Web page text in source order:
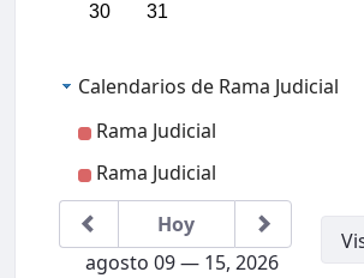
30 31
Calendarios de Rama Judicial
Rama Judicial
Rama Judicial
Hoy
agosto 09 — 15, 2026
08:00